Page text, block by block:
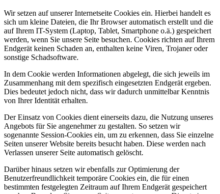
Wir setzen auf unserer Internetseite Cookies ein. Hierbei handelt es
sich um kleine Dateien, die Ihr Browser automatisch erstellt und die
auf Ihrem IT-System (Laptop, Tablet, Smartphone o.ä.) gespeichert
werden, wenn Sie unsere Seite besuchen. Cookies richten auf Ihrem
Endgerät keinen Schaden an, enthalten keine Viren, Trojaner oder
sonstige Schadsoftware.
In dem Cookie werden Informationen abgelegt, die sich jeweils im
Zusammenhang mit dem spezifisch eingesetzten Endgerät ergeben.
Dies bedeutet jedoch nicht, dass wir dadurch unmittelbar Kenntnis
von Ihrer Identität erhalten.
Der Einsatz von Cookies dient einerseits dazu, die Nutzung unseres
Angebots für Sie angenehmer zu gestalten. So setzen wir
sogenannte Session-Cookies ein, um zu erkennen, dass Sie einzelne
Seiten unserer Website bereits besucht haben. Diese werden nach
Verlassen unserer Seite automatisch gelöscht.
Darüber hinaus setzen wir ebenfalls zur Optimierung der
Benutzerfreundlichkeit temporäre Cookies ein, die für einen
bestimmten festgelegten Zeitraum auf Ihrem Endgerät gespeichert